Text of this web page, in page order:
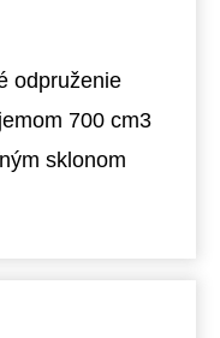
odpruženie
700 cm3
sklonom